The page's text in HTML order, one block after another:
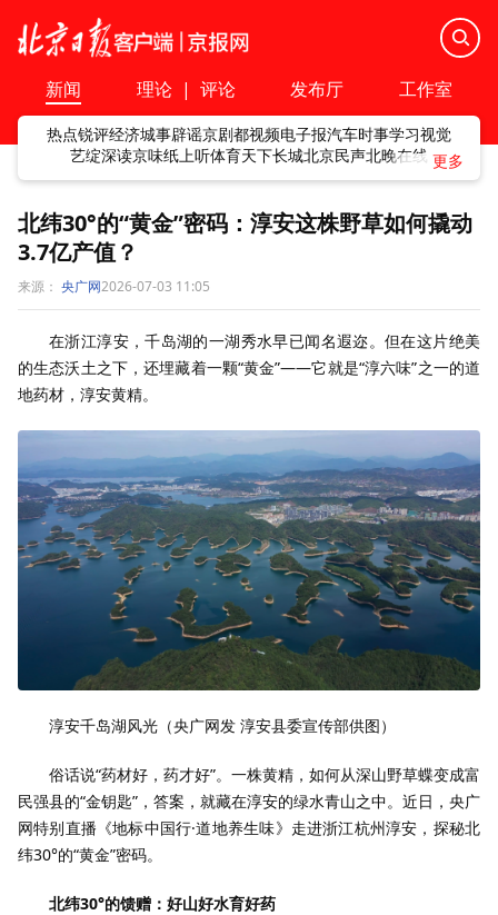
新闻 理论 | 评论 发布厅 工作室
热点锐评经济城事辟谣京剧都视频电子报汽车时事学习视觉
艺绽深读京味纸上听体育天下长城北京民声北晚在线
北纬30°的“黄金”密码：淳安这株野草如何撬动
3.7亿产值？
来源： 央广网2026-07-03 11:05
在浙江淳安，千岛湖的一湖秀水早已闻名遐迩。但在这片绝美
的生态沃土之下，还埋藏着一颗“黄金”——它就是“淳六味”之一的道
地药材，淳安黄精。
淳安千岛湖风光（央广网发 淳安县委宣传部供图）
俗话说“药材好，药才好”。一株黄精，如何从深山野草蝶变成富
民强县的“金钥匙”，答案，就藏在淳安的绿水青山之中。近日，央广
网特别直播《地标中国行·道地养生味》走进浙江杭州淳安，探秘北
纬30°的“黄金”密码。
北纬30°的馈赠：好山好水育好药